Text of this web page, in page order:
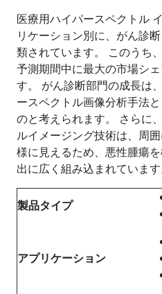
医療用ハイパースペクトル
リケーション別に、がん診
類されています。 このうち
予測期間中に最大の市場シ
す。 がん診断部門の成長は
ースペクトル画像分析手法
のと考えられます。 さらに
ルイメージング技術は、周
様に見えるため、悪性腫瘍
出に広く組み込まれています
製品タイプ
アプリケーション